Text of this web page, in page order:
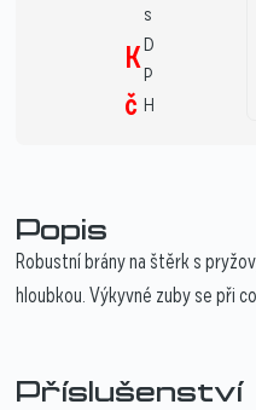
K
č
s
D
P
H
Popis
Robustní brány na štěrk s
hloubkou. Výkyvné zuby se při
Příslušenství